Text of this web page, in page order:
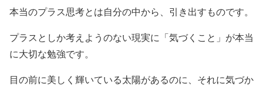
本当のプラス思考とは自分の中から、引き出すものです。
プラスとしか考えようのない現実に「気づくこと」が本当
に大切な勉強です。
目の前に美しく輝いている太陽があるのに、それに気づか